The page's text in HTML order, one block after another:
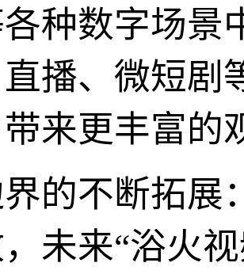
种数字场景
播、微短剧
来更丰富的
的不断拓展
未来“浴火